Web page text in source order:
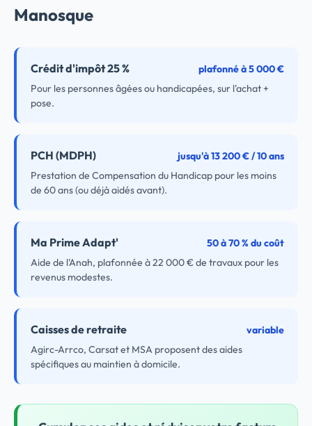
Manosque
Crédit d'impôt 25 %
plafonné à 5 000 €
Pour les personnes âgées ou handicapées, sur l'achat +
pose.
PCH (MDPH)
jusqu'à 13 200 € / 10 ans
Prestation de Compensation du Handicap pour les moins
de 60 ans (ou déjà aidés avant).
Ma Prime Adapt'
50 à 70 % du coût
Aide de l'Anah, plafonnée à 22 000 € de travaux pour les
revenus modestes.
Caisses de retraite
variable
Agirc-Arrco, Carsat et MSA proposent des aides
spécifiques au maintien à domicile.